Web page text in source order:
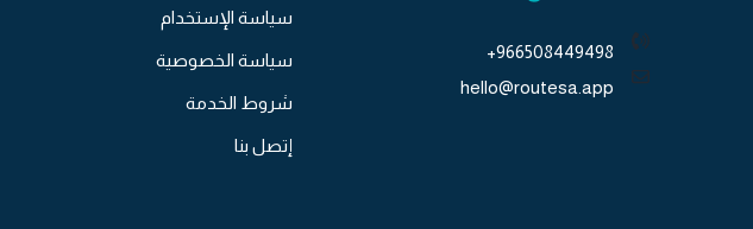
966508449498+
hello@routesa.app
سياسة الإستخدام
سياسة الخصوصية
شروط الخدمة
إتصل بنا